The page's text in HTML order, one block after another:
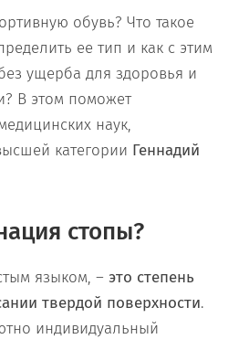
обувь? Что такое
ее тип и как с этим
ущерба для здоровья и
В этом поможет
наук,
категории Геннадий
стопы?
языком, – это степень
твердой поверхности.
индивидуальный